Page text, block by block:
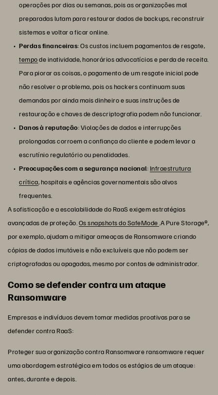
operações por dias ou semanas, pois as organizações mal
preparadas lutam para restaurar dados de backups, reconstruir
sistemas e voltar a ficar online.
Perdas financeiras: Os custos incluem pagamentos de resgate,
tempode inatividade, honorários advocatícios e perda de receita.
Para piorar as coisas, o pagamento de um resgate inicial pode
não resolver o problema, pois os hackers continuam suas
demandas por ainda mais dinheiro e suas instruções de
restauração e chaves de descriptografia podem não funcionar.
Danos à reputação: Violações de dados e interrupções
prolongadas corroem a confiança do cliente e podem levar a
escrutínio regulatório ou penalidades.
Preocupações com a segurança nacional: Infraestrutura
crítica, hospitais e agências governamentais são alvos
frequentes.
A sofisticação e a escalabilidade do RaaS exigem estratégias
avançadas de proteção.Os snapshots do SafeMode.A Pure Storage®,
por exemplo, ajudam a mitigar ameaças de Ransomware criando
cópias de dados imutáveis e não excluíveis que não podem ser
criptografadas ou apagadas, mesmo por contas de administrador.
Como se defender contra um ataque
Ransomware
Empresas e indivíduos devem tomar medidas proativas para se
defender contra RaaS:
Proteger sua organização contra Ransomware ransomware requer
uma abordagem estratégica em todos os estágios de um ataque:
antes, durante e depois.